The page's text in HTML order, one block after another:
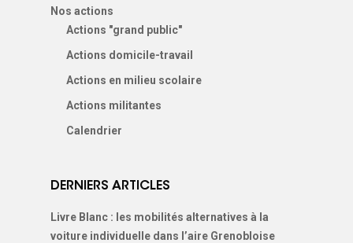
Nos actions
Actions "grand public"
Actions domicile-travail
Actions en milieu scolaire
Actions militantes
Calendrier
DERNIERS ARTICLES
Livre Blanc : les mobilités alternatives à la
voiture individuelle dans l’aire Grenobloise